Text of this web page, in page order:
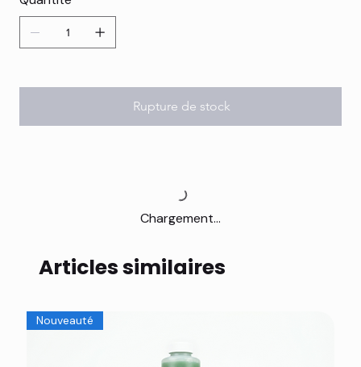
Rupture de stock
Chargement...
Articles similaires
Nouveauté